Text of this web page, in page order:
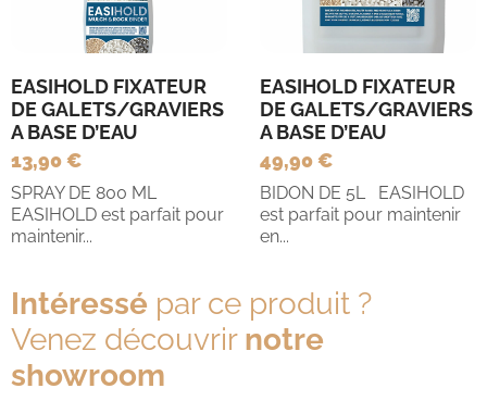
EASIHOLD FIXATEUR
DE GALETS/GRAVIERS
A BASE D’EAU
13,90 €
SPRAY DE 800 ML
EASIHOLD est parfait pour
maintenir...
EASIHOLD FIXATEUR
DE GALETS/GRAVIERS
A BASE D’EAU
49,90 €
BIDON DE 5L EASIHOLD
est parfait pour maintenir
en...
Intéressé par ce produit ?
Venez découvrir notre
showroom